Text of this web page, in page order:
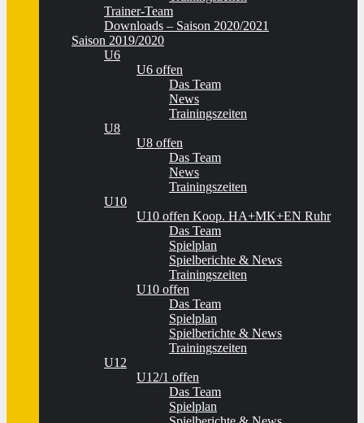
Trainer-Team
Downloads – Saison 2020/2021
Saison 2019/2020
U6
U6 offen
Das Team
News
Trainingszeiten
U8
U8 offen
Das Team
News
Trainingszeiten
U10
U10 offen Koop. HA+MK+EN Ruhr
Das Team
Spielplan
Spielberichte & News
Trainingszeiten
U10 offen
Das Team
Spielplan
Spielberichte & News
Trainingszeiten
U12
U12/1 offen
Das Team
Spielplan